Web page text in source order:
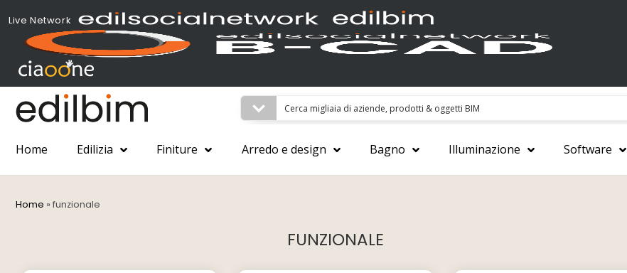
Live Network
Home Edilizia Finiture Arredo e design Bagno Illuminazione Software
Home » funzionale
FUNZIONALE